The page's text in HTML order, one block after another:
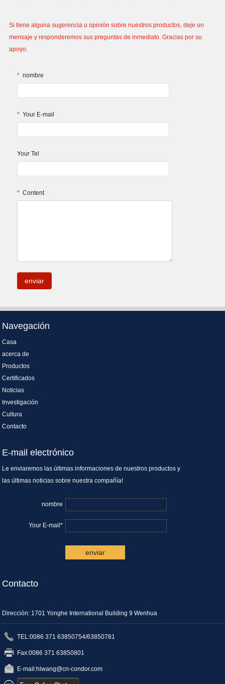
Si tiene alguna sugerencia u opinión sobre nuestros productos, deje un
mensaje y responderemos sus preguntas de inmediato. Gracias por su
apoyo.
* nombre
* Your E-mail
Your Tel
* Content
Navegación
Casa
acerca de
Productos
Certificados
Noticias
Investigación
Cultura
Contacto
E-mail electrónico
Le enviaremos las últimas informaciones de nuestros productos y
las últimas noticias sobre nuestra compañía!
nombre
Your E-mail*
.
Contacto
Dirección: 1701 Yonghe International Building 9 Wenhua
TEL:0086 371 63850754/63850781
Fax:0086 371 63850801
E-mail:hlwang@cn-condor.com